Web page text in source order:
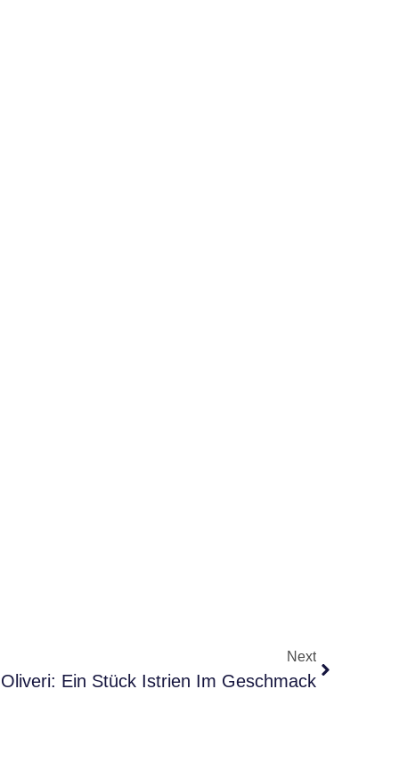
Next
Oliveri: Ein Stück Istrien Im Geschmack